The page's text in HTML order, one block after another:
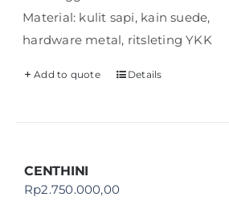
Material: kulit sapi, kain suede,
hardware metal, ritsleting YKK
Add to quote Details
CENTHINI
Rp2.750.000,00